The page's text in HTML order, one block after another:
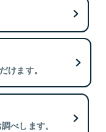
けます。
べします。